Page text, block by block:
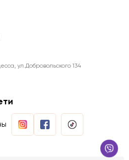
ул.Добровольского 134